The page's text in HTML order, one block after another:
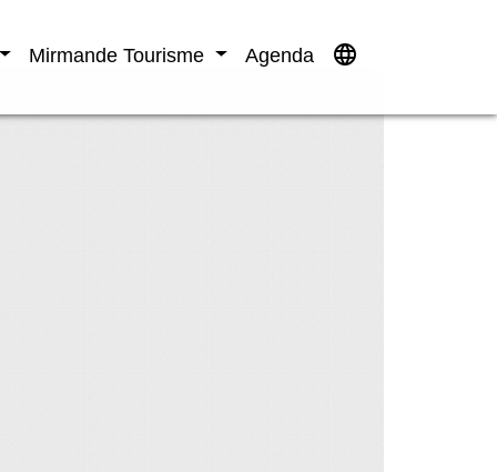
Mirmande Tourisme Agenda language